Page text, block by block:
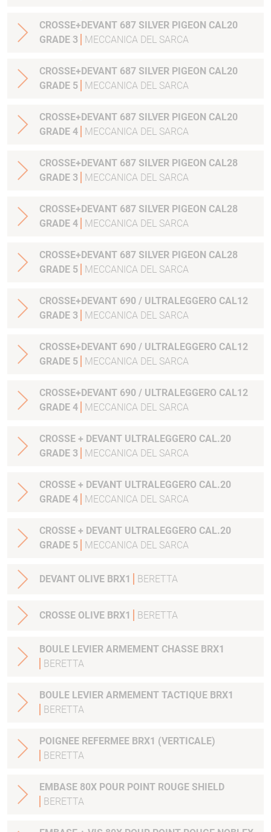
CROSSE+DEVANT 687 SILVER PIGEON CAL20
GRADE 3
MECCANICA DEL SARCA
CROSSE+DEVANT 687 SILVER PIGEON CAL20
GRADE 5
MECCANICA DEL SARCA
CROSSE+DEVANT 687 SILVER PIGEON CAL20
GRADE 4
MECCANICA DEL SARCA
CROSSE+DEVANT 687 SILVER PIGEON CAL28
GRADE 3
MECCANICA DEL SARCA
CROSSE+DEVANT 687 SILVER PIGEON CAL28
GRADE 4
MECCANICA DEL SARCA
CROSSE+DEVANT 687 SILVER PIGEON CAL28
GRADE 5
MECCANICA DEL SARCA
CROSSE+DEVANT 690 / ULTRALEGGERO CAL12
GRADE 3
MECCANICA DEL SARCA
CROSSE+DEVANT 690 / ULTRALEGGERO CAL12
GRADE 5
MECCANICA DEL SARCA
CROSSE+DEVANT 690 / ULTRALEGGERO CAL12
GRADE 4
MECCANICA DEL SARCA
CROSSE + DEVANT ULTRALEGGERO CAL.20
GRADE 3
MECCANICA DEL SARCA
CROSSE + DEVANT ULTRALEGGERO CAL.20
GRADE 4
MECCANICA DEL SARCA
CROSSE + DEVANT ULTRALEGGERO CAL.20
GRADE 5
MECCANICA DEL SARCA
DEVANT OLIVE BRX1 BERETTA
CROSSE OLIVE BRX1 BERETTA
BOULE LEVIER ARMEMENT CHASSE BRX1
BERETTA
BOULE LEVIER ARMEMENT TACTIQUE BRX1
BERETTA
POIGNEE REFERMEE BRX1 (VERTICALE)
BERETTA
EMBASE 80X POUR POINT ROUGE SHIELD
BERETTA